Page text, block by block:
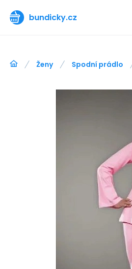
bundicky.cz
Ženy Spodní prádlo